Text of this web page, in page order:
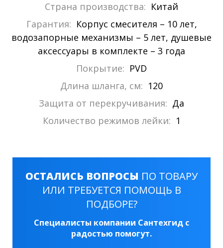
Страна производства: Китай
Гарантия: Корпус смесителя – 10 лет,
водозапорные механизмы – 5 лет, душевые
аксессуары в комплекте – 3 года
Покрытие: PVD
Длина шланга, см: 120
Защита от перекручивания: Да
Количество режимов лейки: 1
ОСТАЛИСЬ ВОПРОСЫ ПО ТОВАРУ
ИЛИ ТРЕБУЕТСЯ ПОМОЩЬ В
ПОДБОРЕ?
Специалисты компании Сантехгид с
радостью помогут.